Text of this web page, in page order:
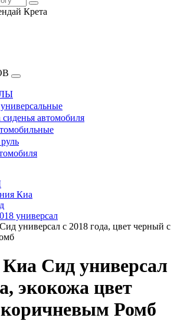
Крета
автомобиля
Киа
универсал
универсал с 2018 года, цвет черный с
Сид универсал
экокожа цвет
Ромб